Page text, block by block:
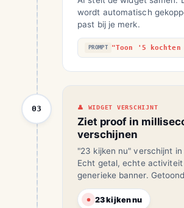
wordt automatisch
past bij je merk.
PROMPT "Toon '5
03 WIDGET VERSCHIJNT
Ziet proof in
verschijnen
"23 kijken nu" verschijnt in
Echt getal, echte
generieke banner.
23 kijken nu